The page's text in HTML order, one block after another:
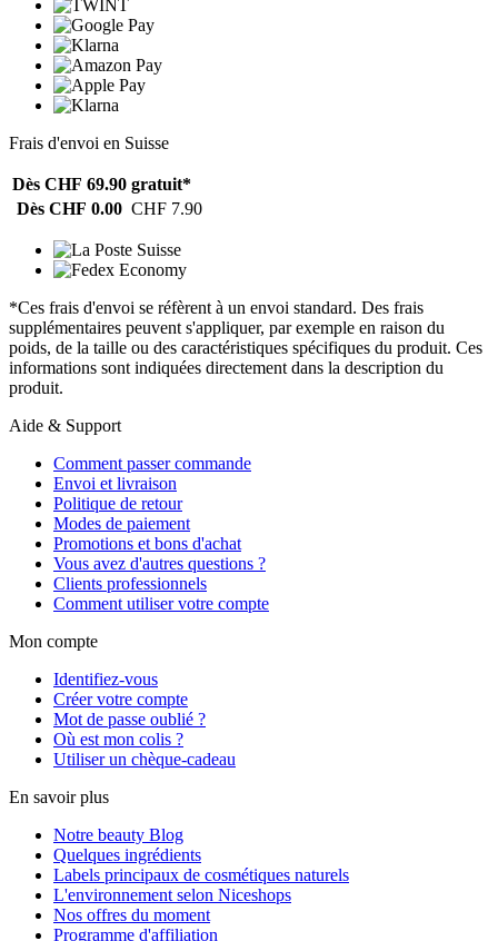
Frais d'envoi en Suisse
Dès CHF 69.90 gratuit*
Dès CHF 0.00 CHF 7.90
*Ces frais d'envoi se réfèrent à un envoi standard. Des frais
supplémentaires peuvent s'appliquer, par exemple en raison du
poids, de la taille ou des caractéristiques spécifiques du produit. Ces
informations sont indiquées directement dans la description du
produit.
Aide & Support
Comment passer commande
Envoi et livraison
Politique de retour
Modes de paiement
Promotions et bons d'achat
Vous avez d'autres questions ?
Clients professionnels
Comment utiliser votre compte
Mon compte
Identifiez-vous
Créer votre compte
Mot de passe oublié ?
Où est mon colis ?
Utiliser un chèque-cadeau
En savoir plus
Notre beauty Blog
Quelques ingrédients
Labels principaux de cosmétiques naturels
L'environnement selon Niceshops
Nos offres du moment
Programme d'affiliation